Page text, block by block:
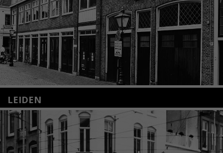
LEIDEN
Nieuwstraat 35
2312 KA Leiden
+31(0)71 – 52 84 480
info@kunsthuisleiden.nl